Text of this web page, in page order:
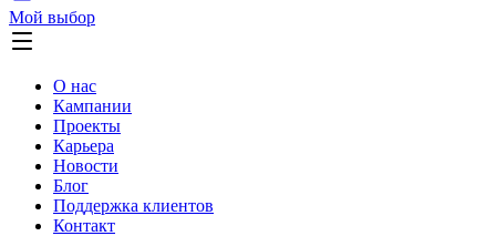
Мой выбор
О нас
Кампании
Проекты
Карьера
Новости
Блог
Поддержка клиентов
Контакт